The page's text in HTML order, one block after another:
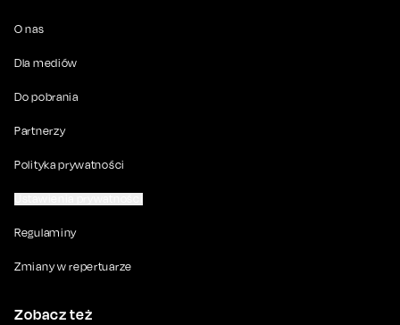
O nas
Dla mediów
Do pobrania
Partnerzy
Polityka prywatności
Regulaminy
Zmiany w repertuarze
Zobacz też